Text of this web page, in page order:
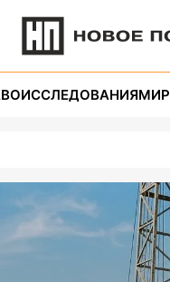
ИССЛЕДОВАНИЯМИР